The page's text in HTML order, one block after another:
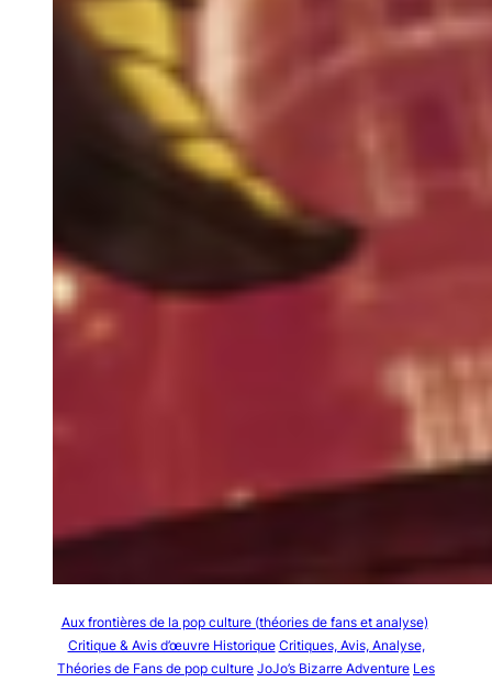
Aux frontières de la pop culture (théories de fans et analyse)
Critique & Avis d’œuvre Historique Critiques, Avis, Analyse,
Théories de Fans de pop culture JoJo’s Bizarre Adventure Les